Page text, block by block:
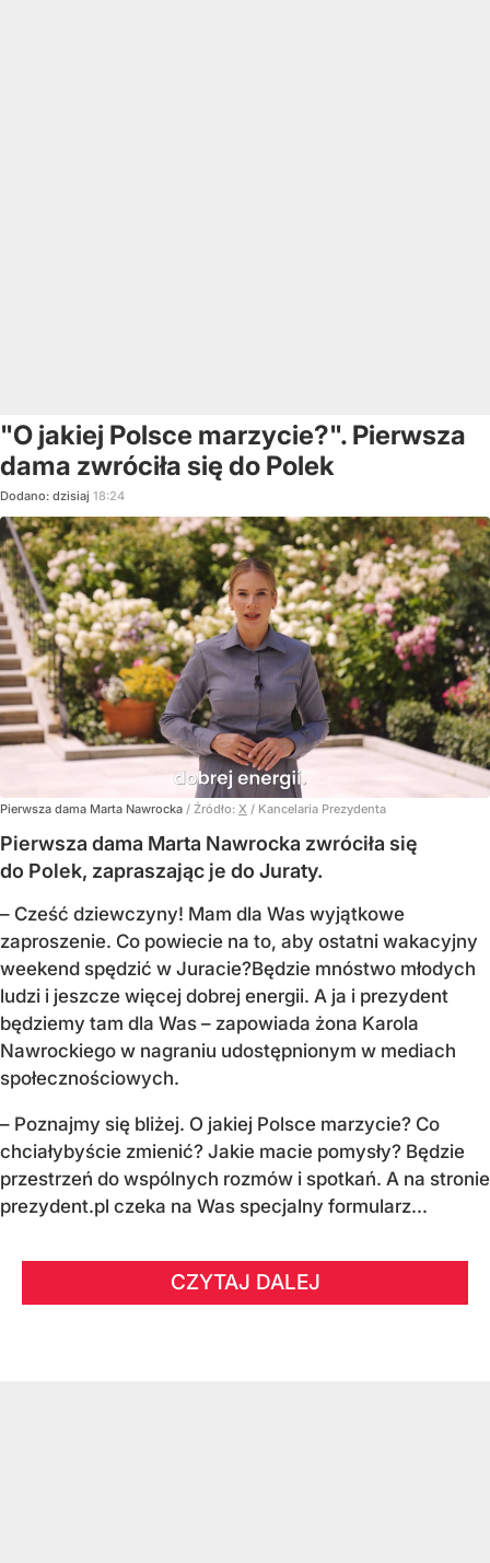
"O jakiej Polsce marzycie?". Pierwsza
dama zwróciła się do Polek
Dodano: dzisiaj 18:24
Pierwsza dama Marta Nawrocka / Źródło: X / Kancelaria Prezydenta
Pierwsza dama Marta Nawrocka zwróciła się
do Polek, zapraszając je do Juraty.
– Cześć dziewczyny! Mam dla Was wyjątkowe
zaproszenie. Co powiecie na to, aby ostatni wakacyjny
weekend spędzić w Juracie?Będzie mnóstwo młodych
ludzi i jeszcze więcej dobrej energii. A ja i prezydent
będziemy tam dla Was – zapowiada żona Karola
Nawrockiego w nagraniu udostępnionym w mediach
społecznościowych.
– Poznajmy się bliżej. O jakiej Polsce marzycie? Co
chciałybyście zmienić? Jakie macie pomysły? Będzie
przestrzeń do wspólnych rozmów i spotkań. A na stronie
prezydent.pl czeka na Was specjalny formularz...
CZYTAJ DALEJ